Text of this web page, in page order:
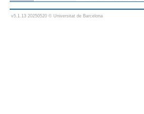
v5.1.13 20250520 © Universitat de Barcelona